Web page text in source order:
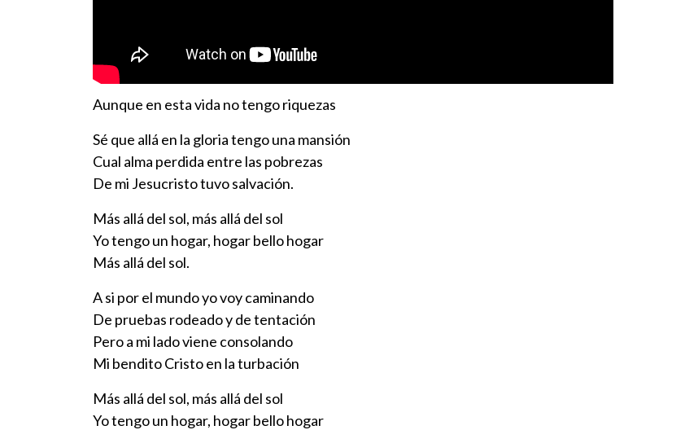
Aunque en esta vida no tengo riquezas
Sé que allá en la gloria tengo una mansión
Cual alma perdida entre las pobrezas
De mi Jesucristo tuvo salvación.
Más allá del sol, más allá del sol
Yo tengo un hogar, hogar bello hogar
Más allá del sol.
A si por el mundo yo voy caminando
De pruebas rodeado y de tentación
Pero a mi lado viene consolando
Mi bendito Cristo en la turbación
Más allá del sol, más allá del sol
Yo tengo un hogar, hogar bello hogar